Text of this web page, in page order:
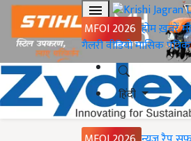
MFOI 2026 होमख़बरें
गैलरीवीडियोमासिक
हिंदी